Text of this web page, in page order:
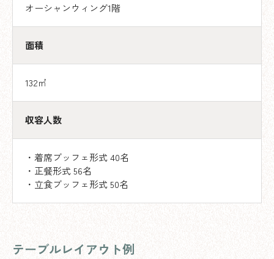
オーシャンウィング1階
面積
132㎡
収容人数
・着席ブッフェ形式 40名
・正餐形式 56名
・立食ブッフェ形式 50名
テーブルレイアウト例